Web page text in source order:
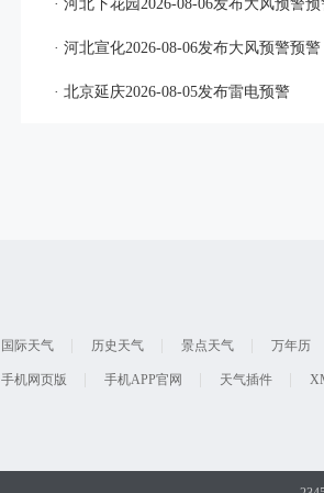
· 河北下花园2026-08-06发布大风预警预
· 河北宣化2026-08-06发布大风预警预警
· 北京延庆2026-08-05发布雷电预警
国际天气 历史天气 景点天气 万年历
手机网页版 手机APP官网 天气插件